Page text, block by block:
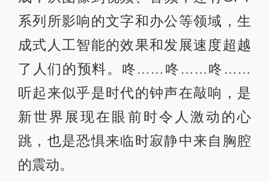
声到生成图片的完整过程。
在人工智能绘画领域，有一种说法：
人工智能生成的作品就是“缝合怪”。一
些作品的视觉效果确实看起来像是多
幅绘画组合的效果，但在了解扩散模
型工作原理后，想必大家能够理解，
人工智能模型是直接从一张噪声图片